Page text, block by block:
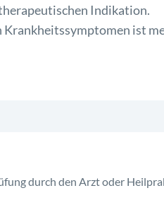
Indikation.
ist
durch den Arzt oder